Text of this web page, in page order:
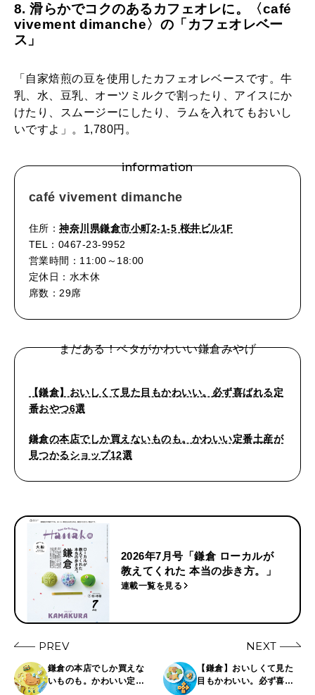
8. 滑らかでコクのあるカフェオレに。〈café
vivement dimanche〉の「カフェオレベー
ス」
「自家焙煎の豆を使用したカフェオレベースです。牛
乳、水、豆乳、オーツミルクで割ったり、アイスにか
けたり、スムージーにしたり、ラムを入れてもおいし
いですよ」。1,780円。
information
café vivement dimanche
住所：神奈川県鎌倉市小町2-1-5 桜井ビル1F
TEL：0467-23-9952
営業時間：11:00～18:00
定休日：水木休
席数：29席
まだある！ベタがかわいい鎌倉みやげ
【鎌倉】おいしくて見た目もかわいい。必ず喜ばれる定
番おやつ6選
鎌倉の本店でしか買えないものも。かわいい定番土産が
見つかるショップ12選
2026年7月号「鎌倉 ローカルが
教えてくれた 本当の歩き方。」
連載一覧を見る
PREV
鎌倉の本店でしか買えな
いものも。かわいい定番
NEXT
【鎌倉】おいしくて見た
目もかわいい。必ず喜ば